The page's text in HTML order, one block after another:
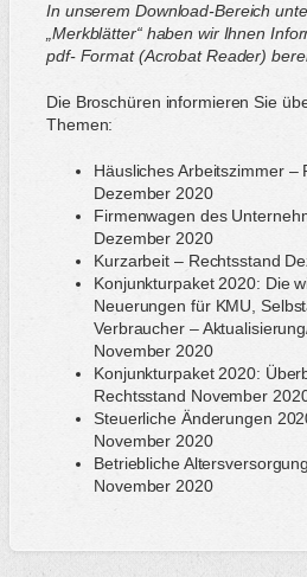
In unserem Download-Bereich
„Merkblätter“ haben wir Ihnen
pdf- Format (Acrobat Reader)
Die Broschüren informieren Sie
Themen:
Häusliches Arbeitszimmer –
Dezember 2020
Firmenwagen des
Dezember 2020
Kurzarbeit – Rechtsstand
Konjunkturpaket 2020: Die
Neuerungen für KMU,
Verbraucher –
November 2020
Konjunkturpaket 2020:
Rechtsstand November
Steuerliche Änderungen
November 2020
Betriebliche
November 2020